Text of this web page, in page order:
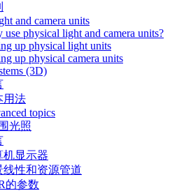
and camera units
use physical light and camera units?
up physical light units
up physical camera units
(3D)
用法
topics
光照
机显示器
线性和资源管道
的参数